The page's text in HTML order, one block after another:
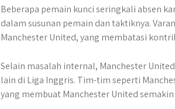
Beberapa pemain kunci seringkali absen
dalam susunan pemain dan taktiknya.
Manchester United, yang membatasi
Selain masalah internal, Manchester
lain di Liga Inggris. Tim-tim seperti
yang membuat Manchester United